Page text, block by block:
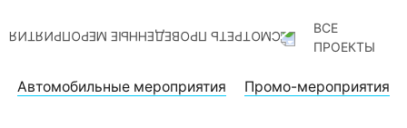
ВСЕ
ПРОЕКТЫ
Автомобильные мероприятия Промо-мероприятия